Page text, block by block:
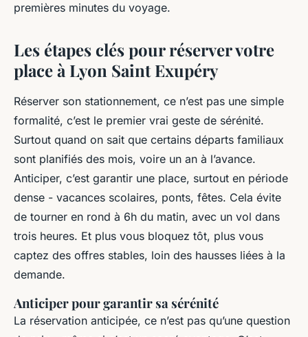
premières minutes du voyage.
Les étapes clés pour réserver votre
place à Lyon Saint Exupéry
Réserver son stationnement, ce n’est pas une simple
formalité, c’est le premier vrai geste de sérénité.
Surtout quand on sait que certains départs familiaux
sont planifiés des mois, voire un an à l’avance.
Anticiper, c’est garantir une place, surtout en période
dense - vacances scolaires, ponts, fêtes. Cela évite
de tourner en rond à 6h du matin, avec un vol dans
trois heures. Et plus vous bloquez tôt, plus vous
captez des offres stables, loin des hausses liées à la
demande.
Anticiper pour garantir sa sérénité
La réservation anticipée, ce n’est pas qu’une question